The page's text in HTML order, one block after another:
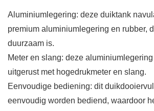
Aluminiumlegering: deze duiktank
premium aluminiumlegering en rubber,
duurzaam is.
Meter en slang: deze
uitgerust met hogedrukmeter en slang.
Eenvoudige bediening: dit
eenvoudig worden bediend, waardoor